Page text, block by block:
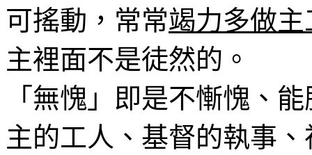
可搖動，常常竭力多做主
主裡面不是徒然的。
「無愧」即是不慚愧、
主的工人、基督的執事